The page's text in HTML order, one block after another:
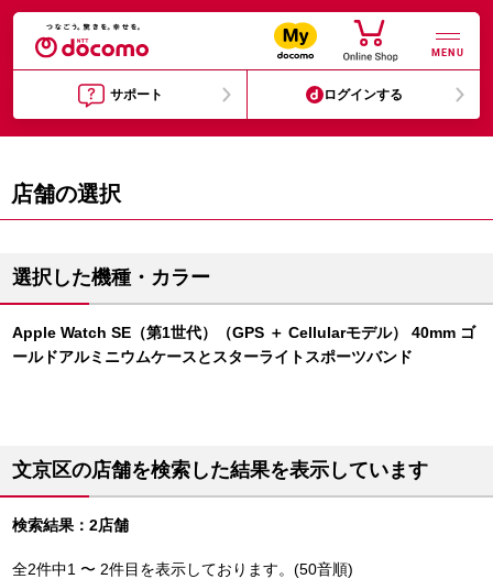
MENU
サポート ログインする
店舗の選択
選択した機種・カラー
Apple Watch SE（第1世代）（GPS ＋ Cellularモデル） 40mm ゴ
ールドアルミニウムケースとスターライトスポーツバンド
文京区の店舗を検索した結果を表示しています
検索結果：2店舗
全2件中1 〜 2件目を表示しております。(50音順)